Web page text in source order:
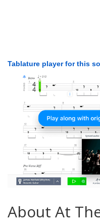
Tablature player for this
About At